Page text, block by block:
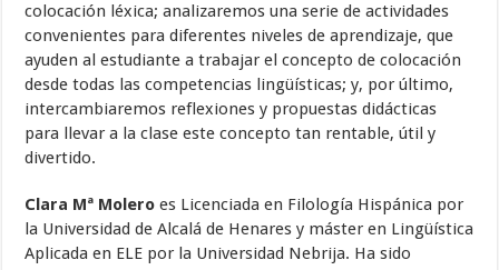
colocación léxica; analizaremos una serie de actividades
convenientes para diferentes niveles de aprendizaje, que
ayuden al estudiante a trabajar el concepto de colocación
desde todas las competencias lingüísticas; y, por último,
intercambiaremos reflexiones y propuestas didácticas
para llevar a la clase este concepto tan rentable, útil y
divertido.
Clara Mª Moleroes Licenciada en Filología Hispánica por
la Universidad de Alcalá de Henares y máster en Lingüística
Aplicada en ELE por la Universidad Nebrija. Ha sido